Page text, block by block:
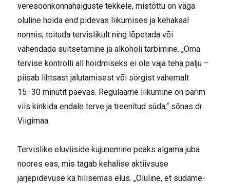
veresoonkonnahaiguste tekkele, mistõttu on väga
oluline hoida end pidevas liikumises ja kehakaal
normis, toituda tervislikult ning lõpetada või
vähendada suitsetamine ja alkoholi tarbimine. „Oma
tervise kontrolli all hoidmiseks ei ole vaja teha palju –
piisab lihtsast jalutamisest või sörgist vähemalt
15−30 minutit päevas. Regulaarne liikumine on parim
viis kinkida endale terve ja treenitud süda,“ sõnas dr
Viigimaa.
Tervislike eluviiside kujunemine peaks algama juba
noores eas, mis tagab kehalise aktiivsuse
järjepidevuse ka hilisemas elus. „Oluline, et südame-